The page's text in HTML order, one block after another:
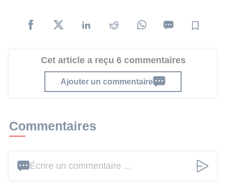
Cet article a reçu 6 commentaires
Ajouter un commentaire
Commentaires
Écrire un commentaire ...